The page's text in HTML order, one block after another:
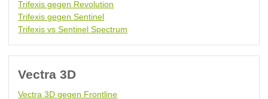
Trifexis gegen Revolution
Trifexis gegen Sentinel
Trifexis vs Sentinel Spectrum
Vectra 3D
Vectra 3D gegen Frontline